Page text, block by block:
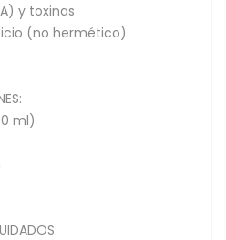
y toxinas
(no hermético)
ml)